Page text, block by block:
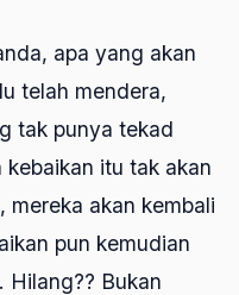
apa yang akan
telah mendera,
tak punya tekad
itu tak akan
mereka akan kembali
pun kemudian
Hilang?? Bukan